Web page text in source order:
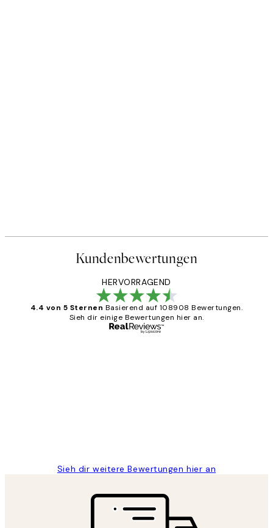
Kundenbewertungen
HERVORRAGEND
4.4 von 5 Sternen Basierend auf 108908 Bewertungen.
Sieh dir einige Bewertungen hier an.
Sieh dir weitere Bewertungen hier an